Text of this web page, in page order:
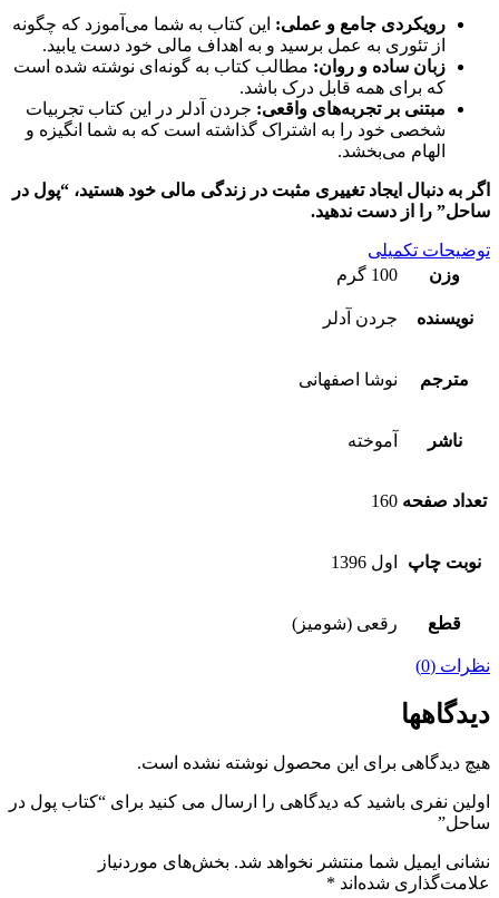
رویکردی جامع و عملی: این کتاب به شما می‌آموزد که چگونه
از تئوری به عمل برسید و به اهداف مالی خود دست یابید.
زبان ساده و روان: مطالب کتاب به گونه‌ای نوشته شده است
که برای همه قابل درک باشد.
مبتنی بر تجربه‌های واقعی: جردن آدلر در این کتاب تجربیات
شخصی خود را به اشتراک گذاشته است که به شما انگیزه و
الهام می‌بخشد.
اگر به دنبال ایجاد تغییری مثبت در زندگی مالی خود هستید، “پول در
ساحل” را از دست ندهید.
توضیحات تکمیلی
وزن
100 گرم
نویسنده جردن آدلر
مترجم نوشا اصفهانی
ناشر آموخته
تعداد صفحه 160
نوبت چاپ اول 1396
قطع رقعی (شومیز)
نظرات (0)
دیدگاهها
هیچ دیدگاهی برای این محصول نوشته نشده است.
اولین نفری باشید که دیدگاهی را ارسال می کنید برای “کتاب پول در
ساحل”
نشانی ایمیل شما منتشر نخواهد شد. بخش‌های موردنیاز
علامت‌گذاری شده‌اند *